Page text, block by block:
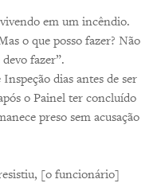
em um incêndio.
o que posso fazer? Não
fazer”.
dias antes de ser
o Painel ter concluído
preso sem acusação
[o funcionário]